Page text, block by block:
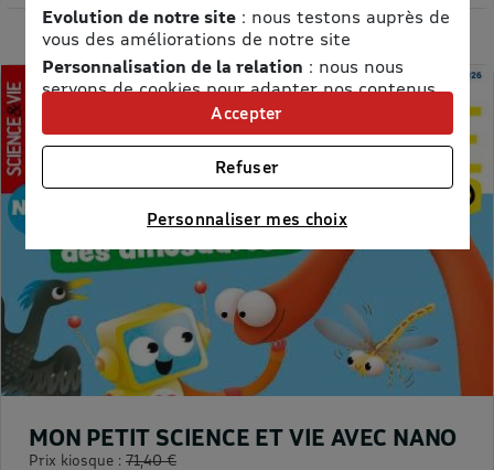
MON PETIT SCIENCE ET VIE AVEC NANO
Prix kiosque : 71,40 €
Evolution de notre site: nous testons auprès de
vous des améliorations de notre site
Personnalisation de la relation : nous nous
servons de cookies pour adapter nos contenus
et personnaliser nos offres
Univers publicitaire: nous utilisons avec nos
partenaires des cookies pour afficher des
publicités personnalisées
Connaître notre politique cookies et la liste de nos
Personnaliser mes choix
Refuser
Accepter